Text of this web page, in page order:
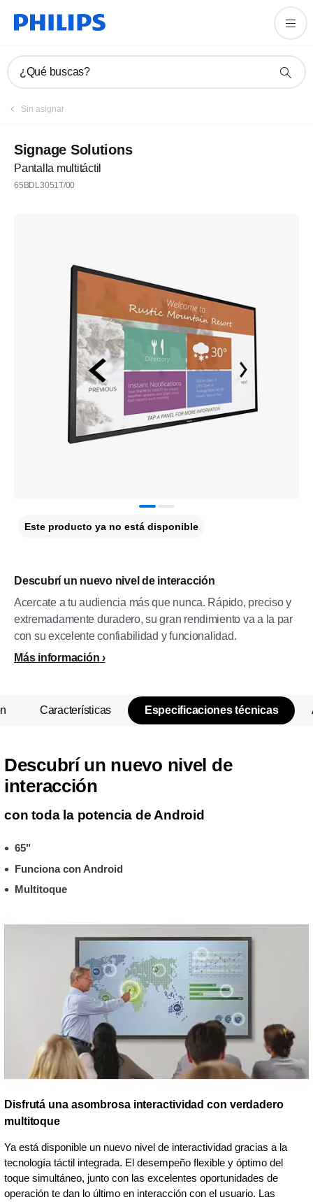
¿Qué buscas?
Sin asignar
Signage Solutions
Pantalla multitáctil
65BDL3051T/00
Descubrí un nuevo nivel de interacción
Acercate a tu audiencia más que nunca. Rápido, preciso y
extremadamente duradero, su gran rendimiento va a la par
con su excelente confiabilidad y funcionalidad.
Más información
Este producto ya no está disponible
Características Especificaciones técnicas
Descubrí un nuevo nivel de
interacción
con toda la potencia de Android
65"
Funciona con Android
Multitoque
Disfrutá una asombrosa interactividad con verdadero
multitoque
Ya está disponible un nuevo nivel de interactividad gracias a la
tecnología táctil integrada. El desempeño flexible y óptimo del
toque simultáneo, junto con las excelentes oportunidades de
operación te dan lo último en interacción con el usuario. Las